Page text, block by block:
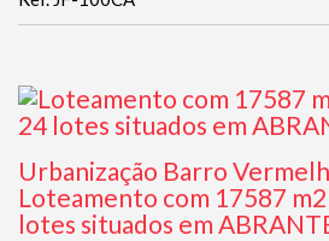
Urbanização Barro
Loteamento com 17587
lotes situados em